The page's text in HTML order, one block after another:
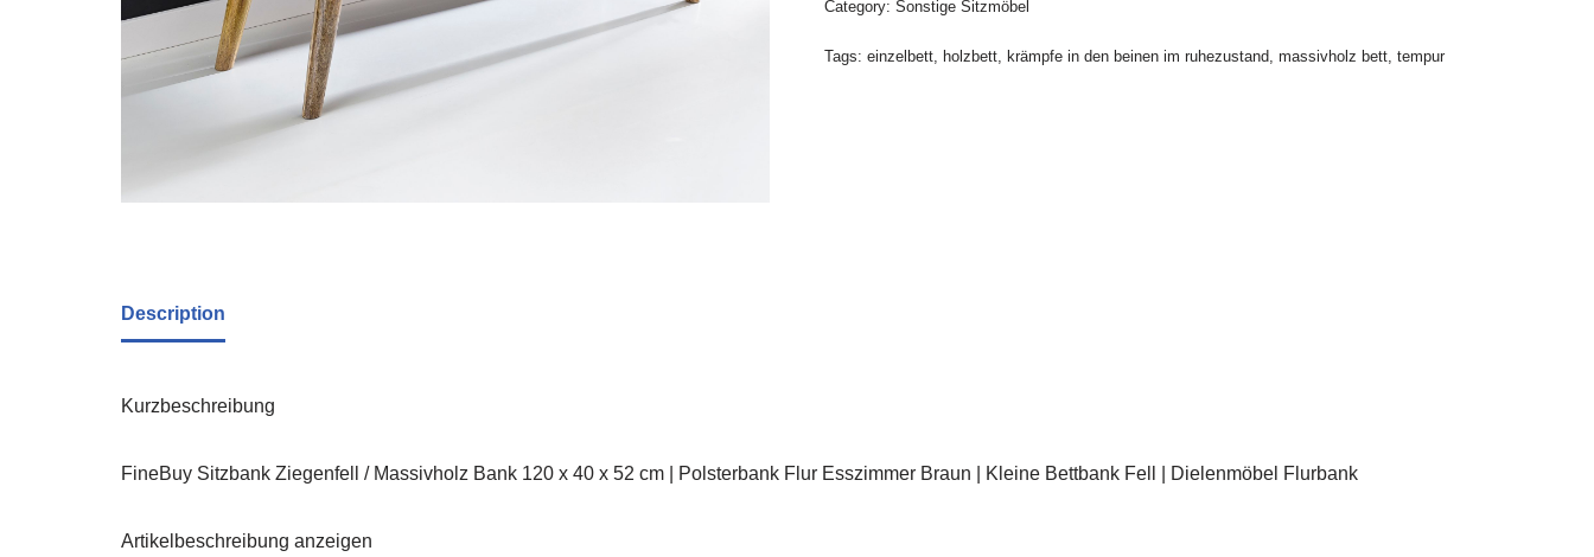
Category: Sonstige Sitzmöbel
Tags: einzelbett, holzbett, krämpfe in den beinen im ruhezustand, massivholz bett, tempur
Description
Kurzbeschreibung
FineBuy Sitzbank Ziegenfell / Massivholz Bank 120 x 40 x 52 cm | Polsterbank Flur Esszimmer Braun | Kleine Bettbank Fell | Dielenmöbel Flurbank
Artikelbeschreibung anzeigen